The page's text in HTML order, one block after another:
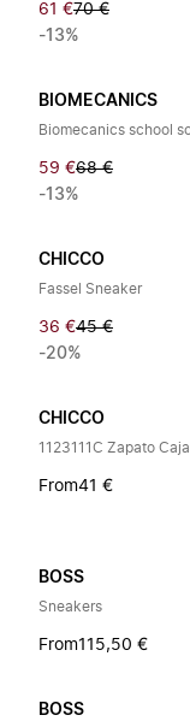
61 €70 €
-13%
BIOMECANICS
59 €68 €
-13%
CHICCO
Fassel Sneaker
36 €45 €
-20%
CHICCO
1123111C Zapato Caja
From41 €
BOSS
Sneakers
From115,50 €
BOSS